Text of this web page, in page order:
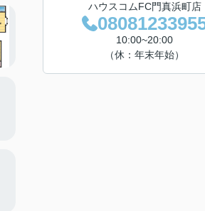
ハウスコムFC門真浜町店
10:00~20:00
（休：年末年始）